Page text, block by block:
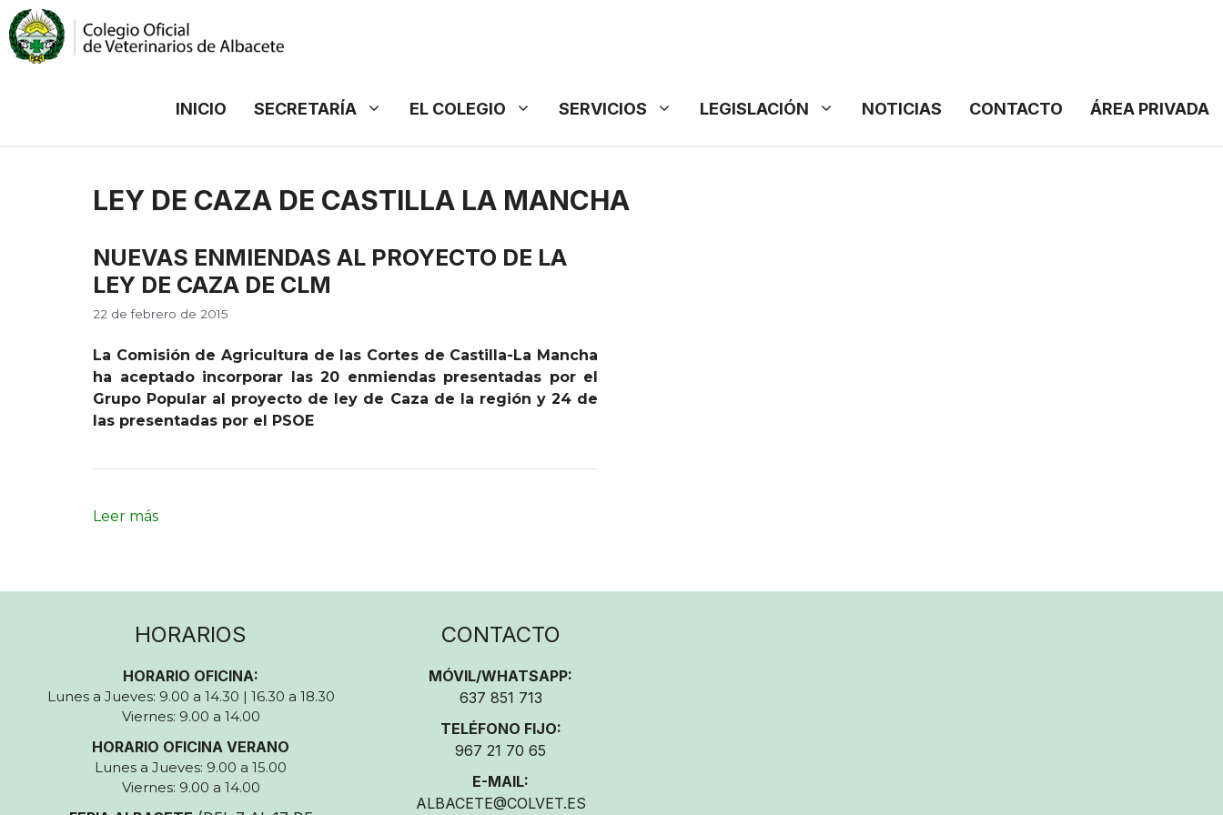
Saltar
al
contenido
INICIO SECRETARÍA EL COLEGIO SERVICIOS LEGISLACIÓN NOTICIAS CONTACTO ÁREA PRIVADA
LEY DE CAZA DE CASTILLA LA MANCHA
NUEVAS ENMIENDAS AL PROYECTO DE LA
LEY DE CAZA DE CLM
22 de febrero de 2015
La Comisión de Agricultura de las Cortes de Castilla-La Mancha
ha aceptado incorporar las 20 enmiendas presentadas por el
Grupo Popular al proyecto de ley de Caza de la región y 24 de
las presentadas por el PSOE
Leer más
HORARIOS
HORARIO OFICINA:
Lunes a Jueves: 9.00 a 14.30 | 16.30 a 18.30
Viernes: 9.00 a 14.00
HORARIO OFICINA VERANO
Lunes a Jueves: 9.00 a 15.00
Viernes: 9.00 a 14.00
CONTACTO
MÓVIL/WHATSAPP:
637 851 713
TELÉFONO FIJO:
967 21 70 65
E-MAIL:
ALBACETE@COLVET.ES